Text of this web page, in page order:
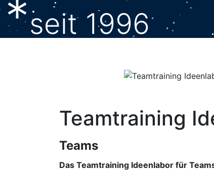
*seit 1996
Teamtraining
Teams
Das Teamtraining Ideenlabor für